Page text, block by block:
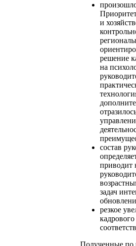
и
решение
на
состав
приводит
задач
резкое
Полученные по